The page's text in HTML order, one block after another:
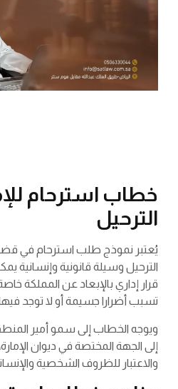
خطاب استرحام
الترحيل
يُعتبر نموذج طلب استرحام في
الترحيل وسيلة قانونية وإنسانية
قرار إداري بالإبعاد عن المملكة
تسبب أضرارا جسيمة أو لا توجد
ويوجه الخطاب إلى سمو أمير
إلى الجهة المختصة في ديوان
والاعتبار للظروف الشخصية